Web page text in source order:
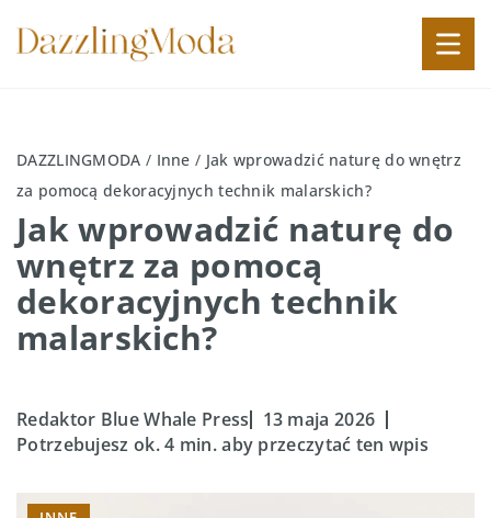
DAZZLINGMODA / Inne / Jak wprowadzić naturę do wnętrz
za pomocą dekoracyjnych technik malarskich?
Jak wprowadzić naturę do
wnętrz za pomocą
dekoracyjnych technik
malarskich?
Redaktor Blue Whale Press
13 maja 2026
Potrzebujesz ok. 4 min. aby przeczytać ten wpis